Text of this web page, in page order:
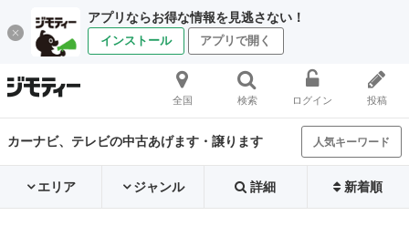
アプリならお得な情報を見逃さない！
インストール アプリで開く
全国 検索 ログイン 投稿
カーナビ、テレビの中古あげます・譲ります 人気キーワード
エリア ジャンル 詳細 新着順